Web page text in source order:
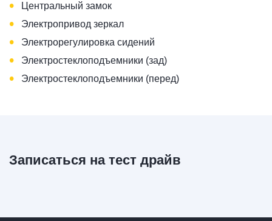
• Центральный замок
• Электропривод зеркал
• Электрорегулировка сидений
• Электростеклоподъемники (зад)
• Электростеклоподъемники (перед)
Записаться на тест драйв